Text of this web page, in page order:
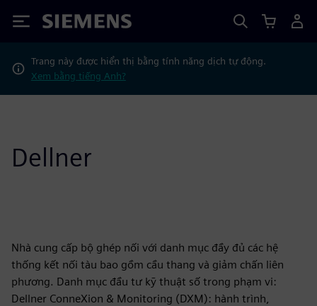
Siemens
Trang này được hiển thị bằng tính năng dịch tự động.
Xem bằng tiếng Anh?
Dellner
Nhà cung cấp bộ ghép nối với danh mục đầy đủ các hệ
thống kết nối tàu bao gồm cầu thang và giảm chấn liên
phương. Danh mục đầu tư kỹ thuật số trong phạm vi:
Dellner ConneXion & Monitoring (DXM): hành trình,